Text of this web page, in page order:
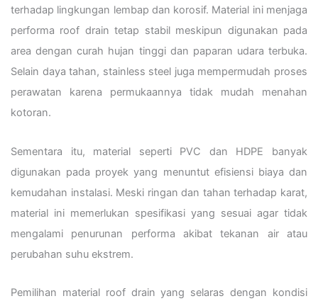
terhadap lingkungan lembap dan korosif. Material ini menjaga
performa roof drain tetap stabil meskipun digunakan pada
area dengan curah hujan tinggi dan paparan udara terbuka.
Selain daya tahan, stainless steel juga mempermudah proses
perawatan karena permukaannya tidak mudah menahan
kotoran.
Sementara itu, material seperti PVC dan HDPE banyak
digunakan pada proyek yang menuntut efisiensi biaya dan
kemudahan instalasi. Meski ringan dan tahan terhadap karat,
material ini memerlukan spesifikasi yang sesuai agar tidak
mengalami penurunan performa akibat tekanan air atau
perubahan suhu ekstrem.
Pemilihan material roof drain yang selaras dengan kondisi